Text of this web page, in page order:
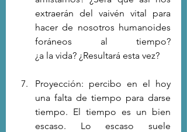
extraerán del vaivén vital para
hacer de nosotros humanoides
foráneos al tiempo?
¿a la vida? ¿Resultará esta vez?
Proyección: percibo en el hoy
una falta de tiempo para darse
tiempo. El tiempo es un bien
escaso. Lo escaso suele